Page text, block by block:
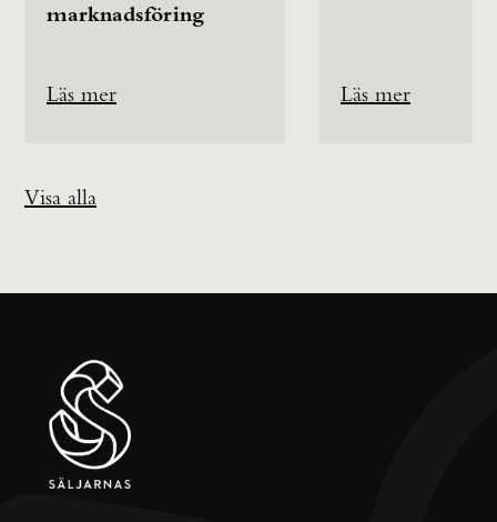
Visa alla
marknadsföring
Läs mer Läs mer